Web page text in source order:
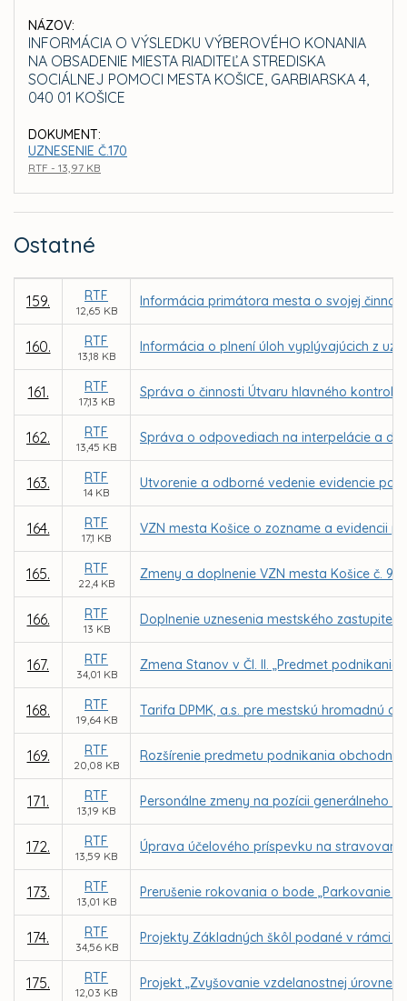
NÁZOV:
INFORMÁCIA O VÝSLEDKU VÝBEROVÉHO KONANIA
NA OBSADENIE MIESTA RIADITEĽA STREDISKA
SOCIÁLNEJ POMOCI MESTA KOŠICE, GARBIARSKA 4,
040 01 KOŠICE
DOKUMENT:
UZNESENIE Č.170
RTF - 13,97 KB
Ostatné
159. RTF
12,65 KB
Informácia primátora mesta o svojej
160. RTF
13,18 KB
Informácia o plnení úloh vyplývajúcich z
161. RTF
17,13 KB
Správa o činnosti Útvaru hlavného
162. RTF
13,45 KB
Správa o odpovediach na interpelácie a
163. RTF
14 KB
Utvorenie a odborné vedenie evidencie
164. RTF
17,1 KB
VZN mesta Košice o zozname a evidencii
165. RTF
22,4 KB
Zmeny a doplnenie VZN mesta Košice č.
166. RTF
13 KB
Doplnenie uznesenia mestského
167. RTF
34,01 KB
Zmena Stanov v Čl. II. „Predmet
168. RTF
19,64 KB
Tarifa DPMK, a.s. pre mestskú hromadnú
169. RTF
20,08 KB
Rozšírenie predmetu podnikania
171. RTF
13,19 KB
Personálne zmeny na pozícii generálneho
172. RTF
13,59 KB
Úprava účelového príspevku na
173. RTF
13,01 KB
Prerušenie rokovania o bode „Parkovanie
174. RTF
34,56 KB
Projekty Základných škôl podané v rámci
175. RTF
12,03 KB
Projekt „Zvyšovanie vzdelanostnej úrovne